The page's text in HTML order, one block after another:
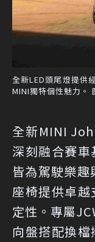
全新LED頭尾燈提供
MINI獨特個性魅力。
全新MINI
深刻融合賽
皆為駕駛樂
座椅提供卓
定性。專屬
向盤搭配換